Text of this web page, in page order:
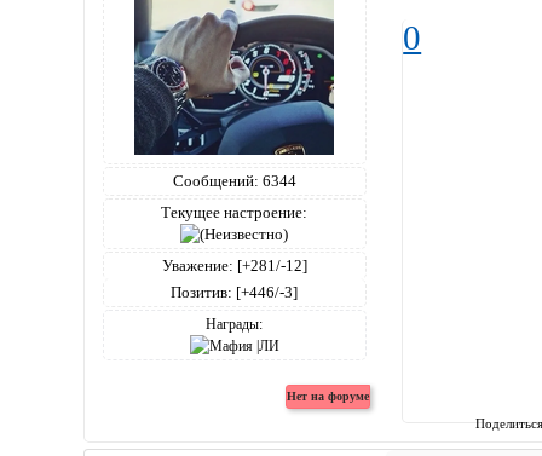
Сообщений: 6344
Текущее настроение:
Уважение: [+281/-12]
Позитив: [+446/-3]
Награды:
0